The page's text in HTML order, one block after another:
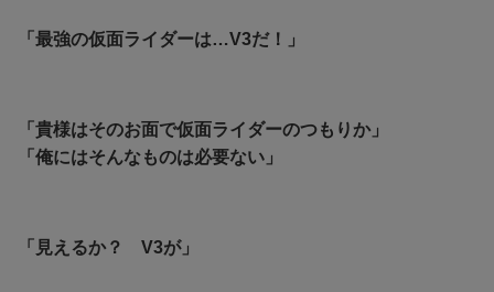
「最強の仮面ライダーは…V3だ！」
「貴様はそのお面で仮面ライダーのつもりか」
「俺にはそんなものは必要ない」
「見えるか？ V3が」